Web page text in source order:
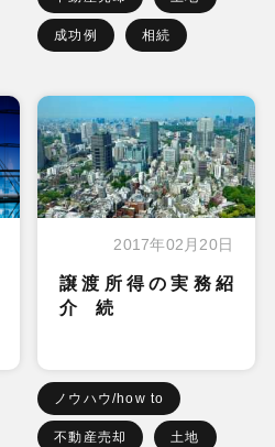
成功例 相続
2017年02月20日
譲渡所得の実務紹
介 続
ノウハウ/how to
不動産売却 土地